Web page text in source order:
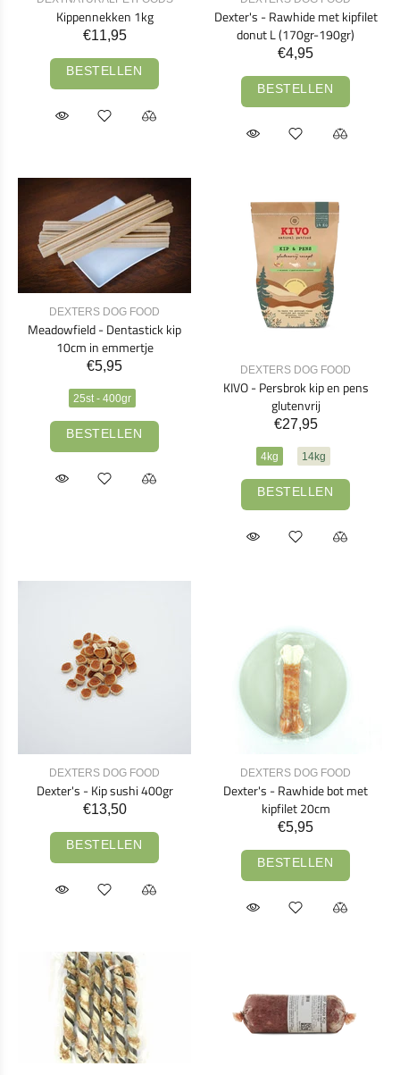
Kippennekken 1kg
€11,95
BESTELLEN
Dexter's - Rawhide met kipfilet
donut L (170gr-190gr)
€4,95
BESTELLEN
DEXTERS DOG FOOD
Meadowfield - Dentastick kip
10cm in emmertje
€5,95
25st - 400gr
BESTELLEN
DEXTERS DOG FOOD
KIVO - Persbrok kip en pens
glutenvrij
€27,95
4kg 14kg
BESTELLEN
DEXTERS DOG FOOD
Dexter's - Kip sushi 400gr
€13,50
BESTELLEN
DEXTERS DOG FOOD
Dexter's - Rawhide bot met
kipfilet 20cm
€5,95
BESTELLEN